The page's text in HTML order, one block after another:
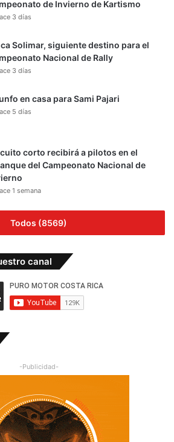
de Invierno de Kartismo
3 días
Solimar, siguiente destino para el
Nacional de Rally
3 días
en casa para Sami Pajari
5 días
corto recibirá a pilotos en el
del Campeonato Nacional de
1 semana
Todos (8569)
canal
-Publicidad-